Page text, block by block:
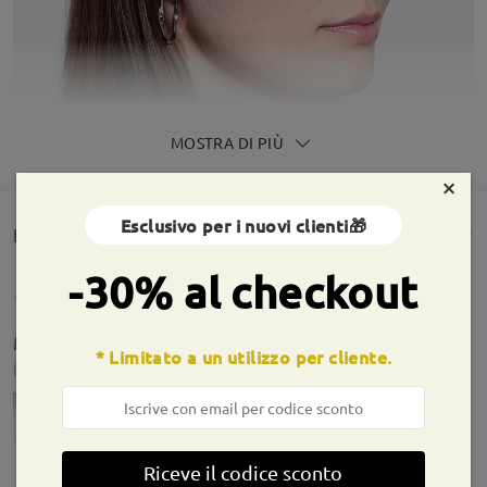
MOSTRA DI PIÙ
Rencesioni dei clienti(384)
Molto soddisfatta della montatura!
by Ambra LumiaonAug 3 , 2026
×
Esclusivo per i nuovi clienti🎁
-30% al checkout
* Limitato a un utilizzo per cliente.
Riceve il codice sconto